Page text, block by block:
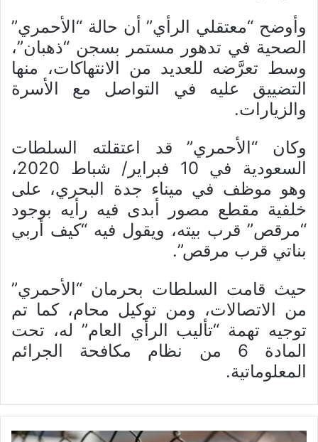
وأوضح “معتقلي الرأي” أن حالة “الأحمري”
الصحية في تدهور مستمر بسجن “ذهبان”،
وسط تعرَّضه للعديد من الانتهاكات، منها
التضييق عليه في التواصل مع الأسرة
والزيارات.
وكان “الأحمري” قد اعتقلته السلطات
السعودية في 10 فبراير/ شباط 2020،
وهو موظف في ميناء جدة البحري، على
خلفية مقطع مصور أبدى فيه رأيه بوجود
“مرقص” قرب بيته، ويقول فيه “كيف أربي
بناتي قرب مرقص”.
حيث قامت السلطات بحرمان “الأحمري”
من الاتصالات، ومن توكيل محام، كما تم
توجيه تهمة “تأليب الرأي العام” له، تحت
المادة 6 من نظام مكافحة الجرائم
المعلوماتية.